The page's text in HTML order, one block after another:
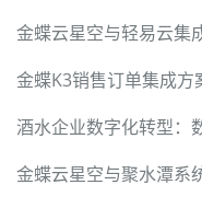
金蝶云星空与轻易云集
金蝶K3销售订单集成方
酒水企业数字化转型：
金蝶云星空与聚水潭系